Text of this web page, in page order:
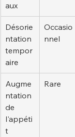
aux
Désorie
ntation
tempor
aire
Occasio
nnel
Augme
ntation
de
l'appéti
t
Rare